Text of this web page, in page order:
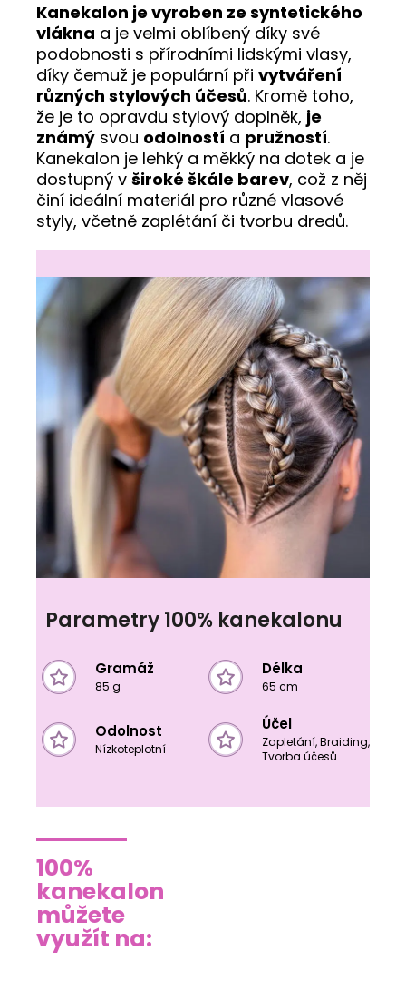
Kanekalon je vyroben ze syntetického
vlákna a je velmi oblíbený díky své
podobnosti s přírodními lidskými vlasy,
díky čemuž je populární při vytváření
různých stylových účesů. Kromě toho,
že je to opravdu stylový doplněk, je
známý svou odolností a pružností.
Kanekalon je lehký a měkký na dotek a je
dostupný v široké škále barev, což z něj
činí ideální materiál pro různé vlasové
styly, včetně zaplétání či tvorbu dredů.
Parametry 100% kanekalonu
Gramáž
85 g
Délka
65 cm
Odolnost
Nízkoteplotní
Účel
Zapletání, Braiding,
Tvorba účesů
100%
kanekalon
můžete
využít na: